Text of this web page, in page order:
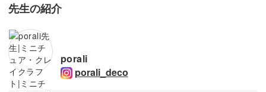
先生の紹介
porali
porali_deco